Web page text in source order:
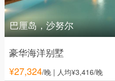
巴厘岛，沙努尔
豪华海洋别墅
¥27,324/晚| 人均¥3,416/晚